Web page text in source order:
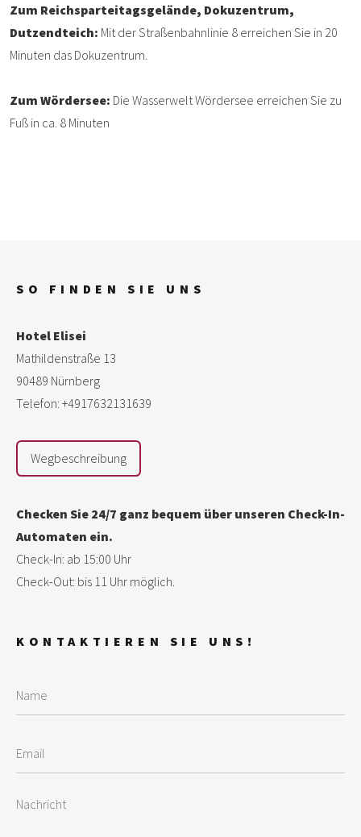
Zum Reichsparteitagsgelände, Dokuzentrum,
Dutzendteich: Mit der Straßenbahnlinie 8 erreichen Sie in 20
Minuten das Dokuzentrum.
Zum Wördersee: Die Wasserwelt Wördersee erreichen Sie zu
Fuß in ca. 8 Minuten
KONTAKTIEREN SIE UNS!
SO FINDEN SIE UNS
Hotel Elisei
Mathildenstraße 13
90489 Nürnberg
Telefon: +4917632131639
Wegbeschreibung
Checken Sie 24/7 ganz bequem über unseren Check-In-
Automaten ein.
Check-In: ab 15:00 Uhr
Check-Out: bis 11 Uhr möglich.